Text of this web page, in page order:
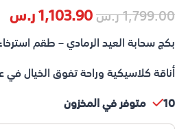
1,799.00ر.س1,103.90ر.س
بكج سحابة العيد الرمادي – طقم
أناقة كلاسيكية وراحة تفوق الخيال
10 متوفر في المخزون